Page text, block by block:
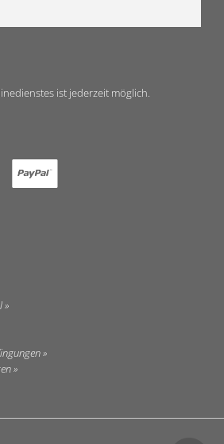
ist jederzeit möglich.